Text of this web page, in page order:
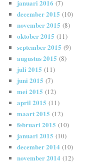
januari 2016 (7)
december 2015 (10)
november 2015 (8)
oktober 2015 (11)
september 2015 (9)
augustus 2015 (8)
juli 2015 (11)
juni 2015 (7)
mei 2015 (12)
april 2015 (11)
maart 2015 (12)
februari 2015 (10)
januari 2015 (10)
december 2014 (10)
november 2014 (12)